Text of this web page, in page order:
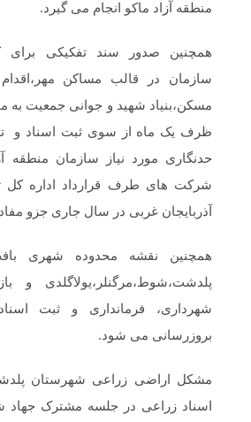
منطقه آزاد ماکو انجام می گیرد.
همچنین صدور سند تفکیکی برای
سازمان در قالب مساکن
مسکن،‌بنیاد شهید و جوانی جمعیت به
ظرف یک ماه از سوی ثبت اسناد و
حدنگاری مورد نیاز سازمان منطقه
شرکت های طرف قرارداد اداره کل
آذربایجان غربی در سال جاری جزو مفاد
همچنین نقشه محدوده شهری
پلدشت،‌شوط،‌مرگنلر،‌یولاگلدی و
شهرداری، فرمانداری و ثبت
بروزرسانی می شود.
مشکل اراضی زراعی شهرستان
اسناد زراعی در جلسه مشترک